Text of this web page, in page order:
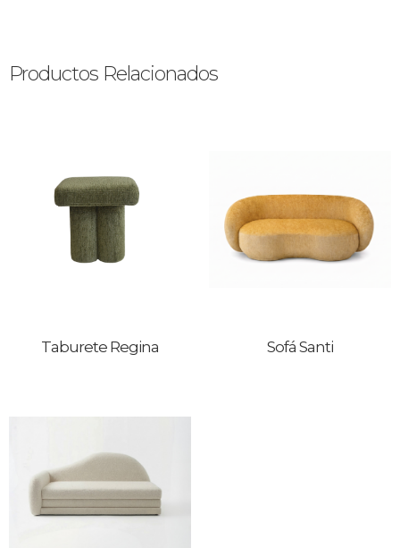
Productos Relacionados
Taburete Regina Sofá Santi